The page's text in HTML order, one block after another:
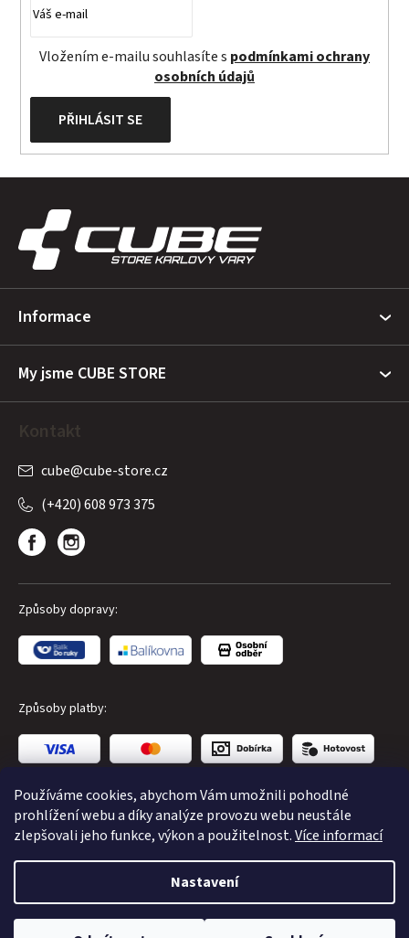
Používáme cookies, abychom Vám umožnili pohodlné
prohlížení webu a díky analýze provozu webu neustále
zlepšovali jeho funkce, výkon a použitelnost.Více informací
Nastavení
Vložením e-mailu souhlasíte s podmínkami ochrany
osobních údajů
PŘIHLÁSIT SE
Informace
My jsme CUBE STORE
Kontakt
cube@cube-store.cz
(+420) 608 973 375
Způsoby dopravy:
Způsoby platby:
CUBE Store Karlovy Vary
vyhrazena.